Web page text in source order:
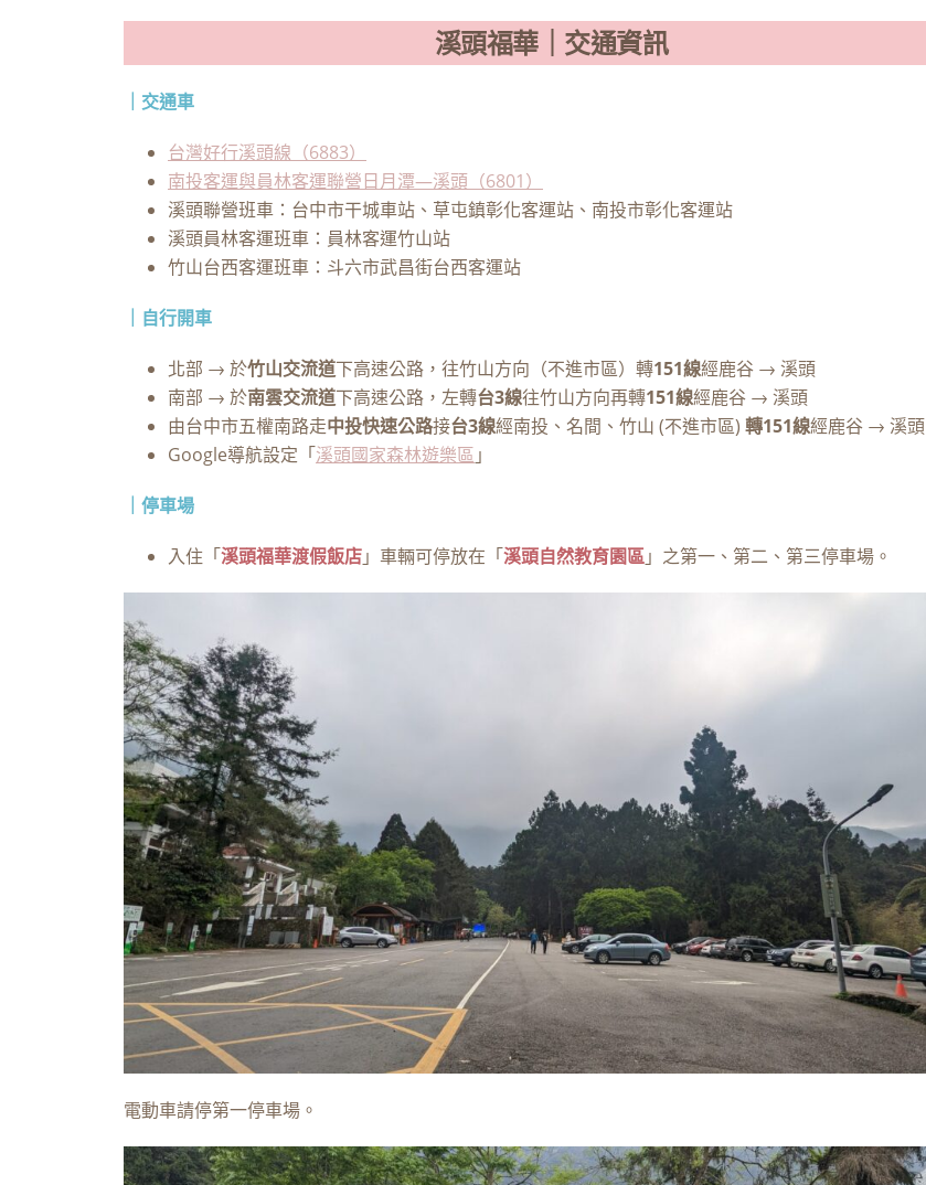
溪頭福華｜交通資訊
｜交通車
台灣好行溪頭線（6883）
南投客運與員林客運聯營日月潭—溪頭（6801）
溪頭聯營班車：台中市干城車站、草屯鎮彰化客運站、南投市彰化客運站
溪頭員林客運班車：員林客運竹山站
竹山台西客運班車：斗六市武昌街台西客運站
｜自行開車
北部 → 於竹山交流道下高速公路，往竹山方向（不進市區）轉151線經鹿谷 → 溪頭
南部 → 於南雲交流道下高速公路，左轉台3線往竹山方向再轉151線經鹿谷 → 溪頭
由台中市五權南路走中投快速公路接台3線經南投、名間、竹山 (不進市區) 轉151線經鹿谷 → 溪頭
Google導航設定「溪頭國家森林遊樂區 」
｜停車場
入住「溪頭福華渡假飯店」車輛可停放在「溪頭自然教育園區」之第一、第二、第三停車場。
電動車請停第一停車場。